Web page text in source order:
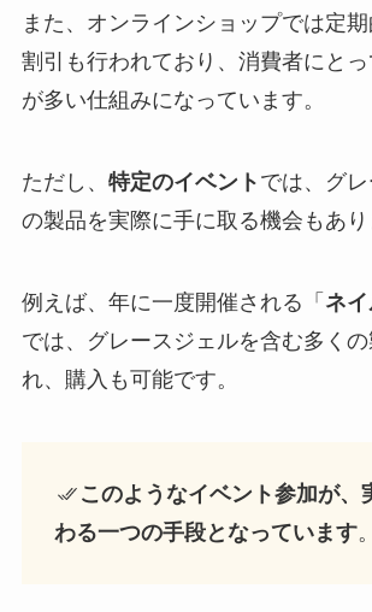
また、オンラインショップでは定
割引も行われており、消費者にとっ
が多い仕組みになっています。
ただし、 特定のイベント では、グ
の製品を実際に手に取る機会もあり
例えば、年に一度開催される「 ネ
では、グレースジェルを含む多く
れ、購入も可能です。
このようなイベント参加が、
わる一つの手段となっています。